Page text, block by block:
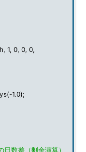
1, 0, 0, 0,
1.0);
数差（剰余演算）